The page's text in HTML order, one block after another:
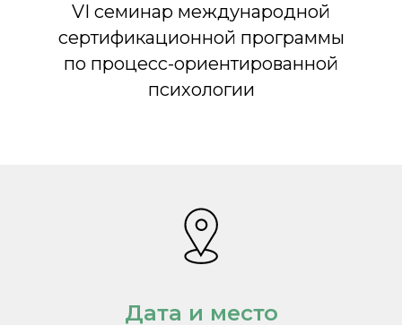
VI семинар международной
сертификационной программы
по процесс-ориентированной
психологии
Дата и место